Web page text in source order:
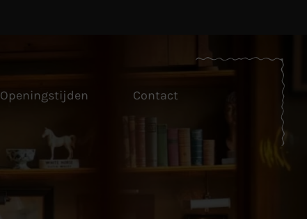
Openingstijden Contact